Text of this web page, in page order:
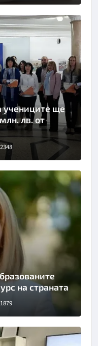
учениците ще
лв. от
на страната